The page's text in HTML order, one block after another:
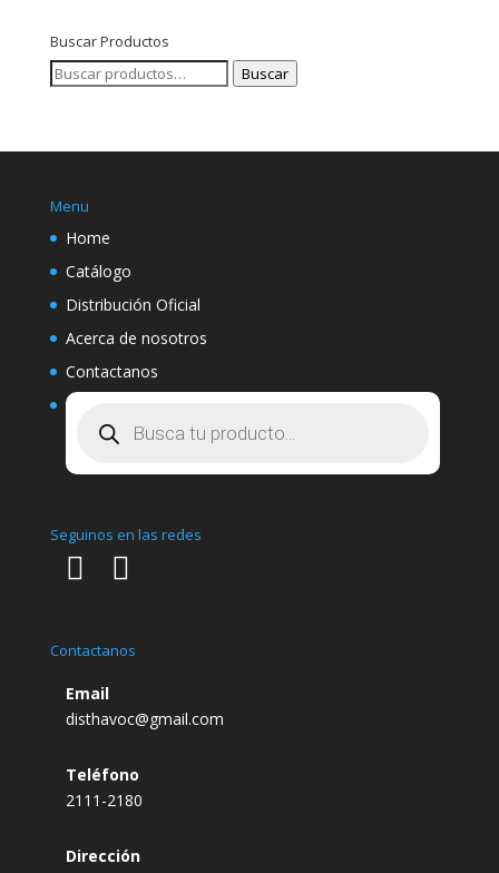
Buscar Productos
Buscar
Buscar
Menu
Home
Catálogo
Distribución Oficial
Acerca de nosotros
Contactanos
Seguinos en las redes
Contactanos
Email
disthavoc@gmail.com
Teléfono
2111-2180
Dirección